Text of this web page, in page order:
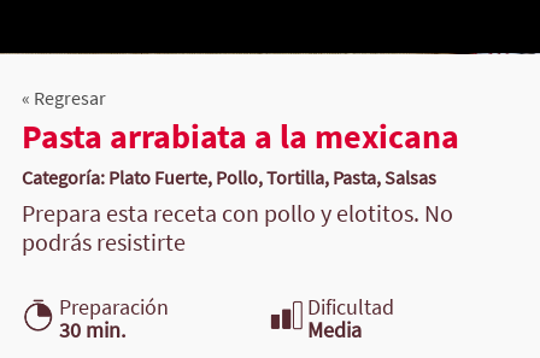
« Regresar
Pasta arrabiata a la mexicana
Categoría: Plato Fuerte, Pollo, Tortilla, Pasta, Salsas
Prepara esta receta con pollo y elotitos. No
podrás resistirte
Preparación
30 min.
Dificultad
Media